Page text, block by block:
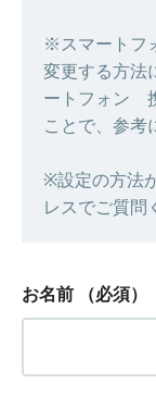
※スマートフ
変更する方法
ートフォン
ことで、参考
※設定の方法
レスでご質問
お名前 （必須）